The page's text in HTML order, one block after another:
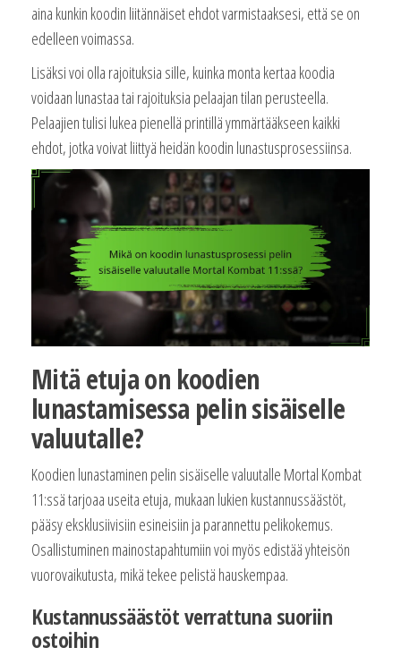
aina kunkin koodin liitännäiset ehdot varmistaaksesi, että se on
edelleen voimassa.
Lisäksi voi olla rajoituksia sille, kuinka monta kertaa koodia
voidaan lunastaa tai rajoituksia pelaajan tilan perusteella.
Pelaajien tulisi lukea pienellä printillä ymmärtääkseen kaikki
ehdot, jotka voivat liittyä heidän koodin lunastusprosessiinsa.
Mitä etuja on koodien
lunastamisessa pelin sisäiselle
valuutalle?
Koodien lunastaminen pelin sisäiselle valuutalle Mortal Kombat
11:ssä tarjoaa useita etuja, mukaan lukien kustannussäästöt,
pääsy eksklusiivisiin esineisiin ja parannettu pelikokemus.
Osallistuminen mainostapahtumiin voi myös edistää yhteisön
vuorovaikutusta, mikä tekee pelistä hauskempaa.
Kustannussäästöt verrattuna suoriin
ostoihin